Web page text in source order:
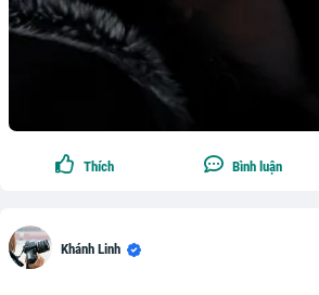
Thích Bình luận
Khánh Linh